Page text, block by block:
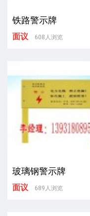
铁路警示牌
面议 608人浏览
玻璃钢警示牌
面议 689人浏览